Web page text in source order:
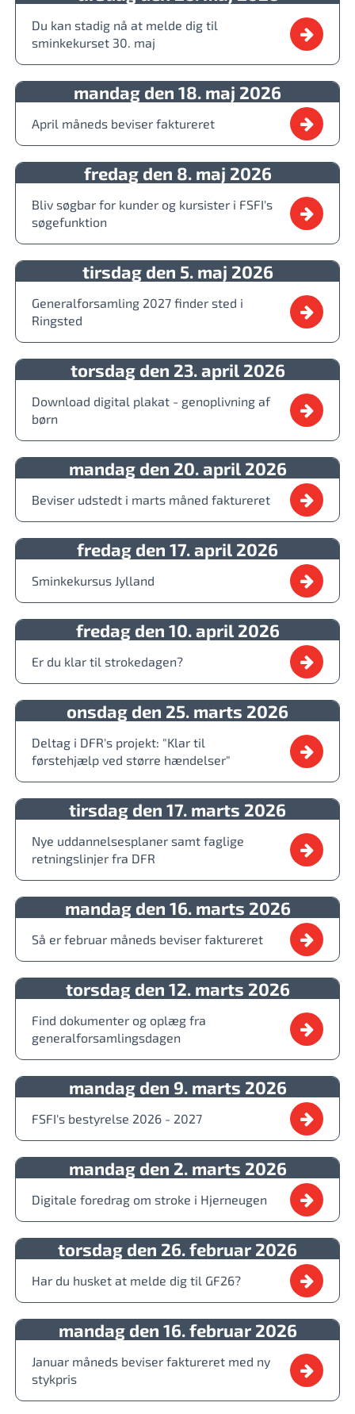
Du kan stadig nå at melde dig til
sminkekurset 30. maj
mandag den 18. maj 2026
April måneds beviser faktureret
fredag den 8. maj 2026
Bliv søgbar for kunder og kursister i FSFI's
søgefunktion
tirsdag den 5. maj 2026
Generalforsamling 2027 finder sted i
Ringsted
torsdag den 23. april 2026
Download digital plakat - genoplivning af
børn
mandag den 20. april 2026
Beviser udstedt i marts måned faktureret
fredag den 17. april 2026
Sminkekursus Jylland
fredag den 10. april 2026
Er du klar til strokedagen?
onsdag den 25. marts 2026
Deltag i DFR's projekt: "Klar til
førstehjælp ved større hændelser"
tirsdag den 17. marts 2026
Nye uddannelsesplaner samt faglige
retningslinjer fra DFR
mandag den 16. marts 2026
Så er februar måneds beviser faktureret
torsdag den 12. marts 2026
Find dokumenter og oplæg fra
generalforsamlingsdagen
mandag den 9. marts 2026
FSFI's bestyrelse 2026 - 2027
mandag den 2. marts 2026
Digitale foredrag om stroke i Hjerneugen
torsdag den 26. februar 2026
Har du husket at melde dig til GF26?
mandag den 16. februar 2026
Januar måneds beviser faktureret med ny
stykpris